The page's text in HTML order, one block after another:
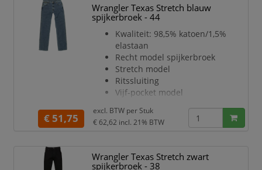
Wrangler Texas Stretch blauw
spijkerbroek - 44
Kwaliteit: 98,5% katoen/1,5%
elastaan
Recht model spijkerbroek
Stretch model
Ritssluiting
Vijf-pocket model
Kleur: blauw
Lengtemaat: 34
€ 51,75
excl. BTW per Stuk
€ 62,62 incl. 21% BTW
Wrangler Texas Stretch zwart
spijkerbroek - 38